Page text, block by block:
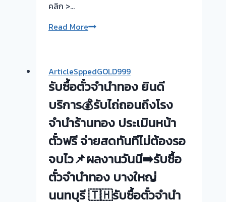
ขอบคุณ
กร
วการ
ไฟฟ้า
นนทบุรี
ครับ⭐
คลิก >…
Read Moreรับ
ทอง
💰
รับ
ไถ่ถอน
ถึง
โรง
ร้าน
ทอง
ประเมิน
ArticleSppedGOLD999
รับซื้อตั๋วจำนำทอง ยินดี
บริการ💰รับไถ่ถอนถึงโรง
จำนำร้านทอง ประเมินหน้า
ตั๋วฟรี จ่ายสดทันทีไม่ต้องรอ
จบไว📌ผลงานวันนี➡️รับซื้อ
ตั๋วจำนำทอง บางใหญ่
นนทบุรี 🇹🇭รับซื้อตั๋วจำนำ